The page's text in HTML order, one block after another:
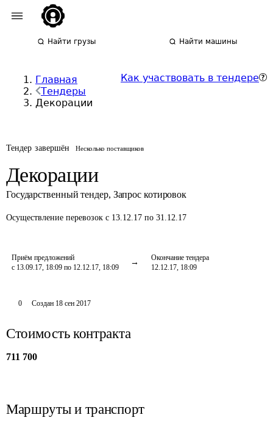
Найти грузы Найти машины
Главная
Тендеры
Декорации
Как участвовать в тендере
Тендер завершён Несколько поставщиков
Декорации
Государственный тендер, Запрос котировок
Осуществление перевозок с 13.12.17 по 31.12.17
Приём предложений
с 13.09.17, 18:09 по 12.12.17, 18:09
Окончание тендера
12.12.17, 18:09
0 Создан 18 сен 2017
Стоимость контракта
711 700
Маршруты и транспорт